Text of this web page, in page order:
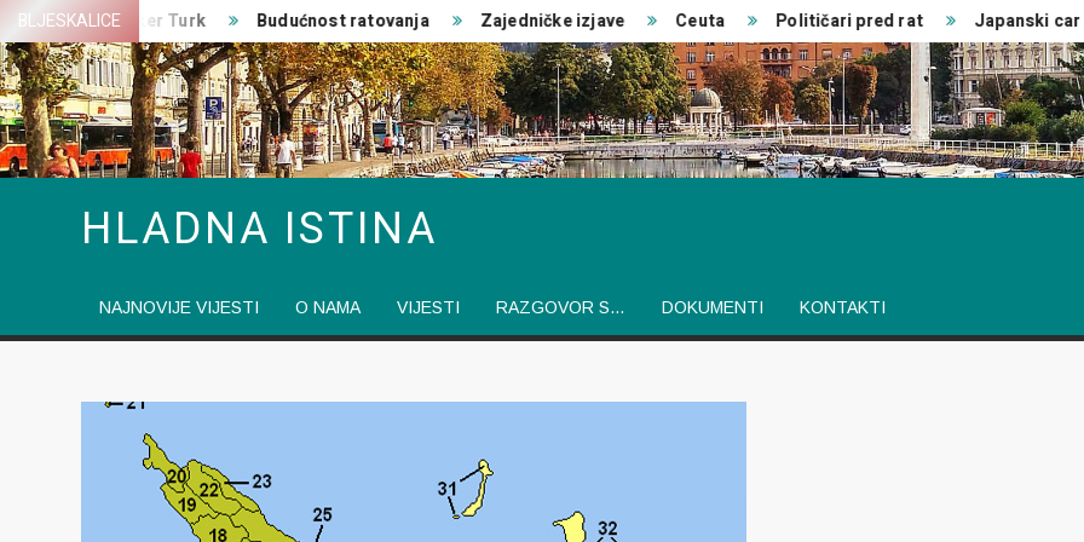
Skip
to
content
BLJESKALICE
Volker Turk Budućnost ratovanja Zajedničke izjave Ceuta Političari pred rat Japanski car
HLADNA ISTINA
NAJNOVIJE VIJESTI O NAMA VIJESTI RAZGOVOR S… DOKUMENTI KONTAKTI